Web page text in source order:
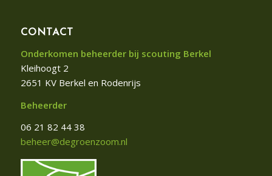
CONTACT
Onderkomen beheerder bij scouting Berkel
Kleihoogt 2
2651 KV Berkel en Rodenrijs
Beheerder
06 21 82 44 38
beheer@degroenzoom.nl